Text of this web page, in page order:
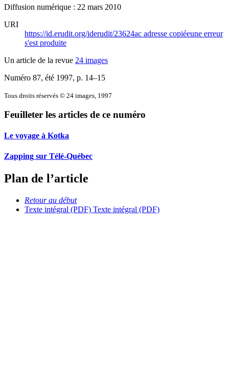
Diffusion numérique : 22 mars 2010
URI
https://id.erudit.org/iderudit/23624ac adresse copiéeune erreur
s'est produite
Un article de la revue 24 images
Numéro 87, été 1997, p. 14–15
Tous droits réservés © 24 images, 1997
Feuilleter les articles de ce numéro
Le voyage à Kotka
Zapping sur Télé-Québec
Plan de l’article
Retour au début
Texte intégral (PDF) Texte intégral (PDF)